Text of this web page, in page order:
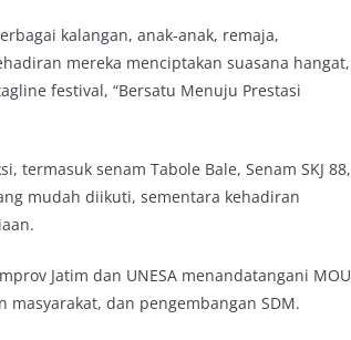
kalangan, anak-anak, remaja,
mereka menciptakan suasana hangat,
festival, “Bersatu Menuju Prestasi
termasuk senam Tabole Bale, Senam SKJ 88,
mudah diikuti, sementara kehadiran
Jatim dan UNESA menandatangani MOU
dan pengembangan SDM.